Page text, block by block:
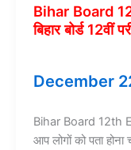
Slip
Download
Bihar Board
बिहार बोर्ड 12वीं
December
Bihar Board 12th
आप लोगों को पता होना